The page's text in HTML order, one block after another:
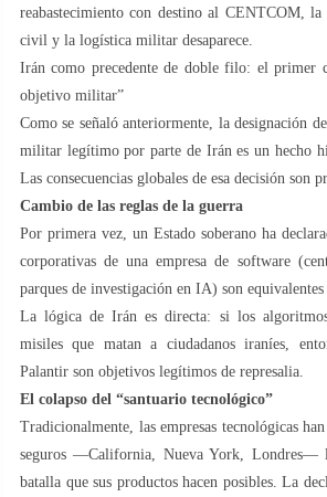
reabastecimiento con destino al CENTCOM,
civil y la logística militar desaparece.
Irán como precedente de doble filo: el primer
objetivo militar”
Como se señaló anteriormente, la designación
militar legítimo por parte de Irán es un hecho
Las consecuencias globales de esa decisión son
Cambio de las reglas de la guerra
Por primera vez, un Estado soberano ha
corporativas de una empresa de software
parques de investigación en IA) son equivalentes
La lógica de Irán es directa: si los
misiles que matan a ciudadanos iraníes,
Palantir son objetivos legítimos de represalia.
El colapso del “santuario tecnológico”
Tradicionalmente, las empresas tecnológicas
seguros —California, Nueva York, Londres—
batalla que sus productos hacen posibles. La